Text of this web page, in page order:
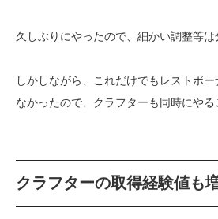
久しぶりにやったので、細かい調整等は
しかしながら、これだけでもレストボ
なかったので、クラフターも同時にやる
クラフターの取得経験値も